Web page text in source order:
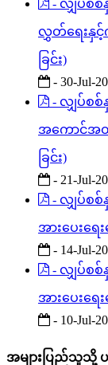
- လျှပ်စစ်
လွှတ်ရေးနှင့်
ခြင်း)
- 30-Jul-
- လျှပ်စစ်
အကောင်အထ
ခြင်း)
- 21-Jul-
- လျှပ်စစ်
အားပေးရေ
- 14-Jul-
- လျှပ်စစ်
အားပေးရေ
- 10-Jul-
အများပြည်သူသို့ ပ